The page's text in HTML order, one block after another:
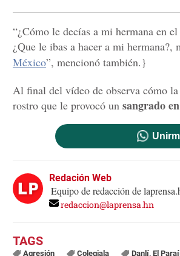
“¿Cómo le decías a mi hermana en
¿Que le ibas a hacer a mi hermana?,
México”, mencionó también.}
Al final del vídeo de observa cómo
rostro que le provocó un sangrado
Redación Web
Equipo de redacción de
redaccion@laprensa.hn
Agresión Colegiala Danlí, El